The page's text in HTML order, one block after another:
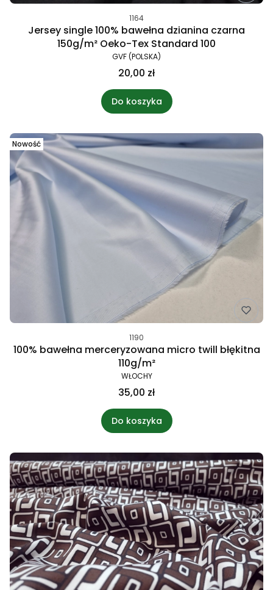
1164
Jersey single 100% bawełna dzianina czarna
150g/m² Oeko-Tex Standard 100
GVF (POLSKA)
20,00 zł
Do koszyka
Nowość
1190
100% bawełna merceryzowana micro twill błękitna
110g/m²
WŁOCHY
35,00 zł
Do koszyka